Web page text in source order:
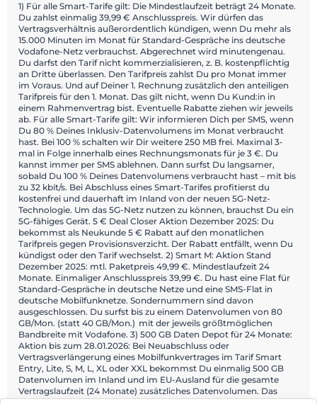
1) Für alle Smart-Tarife gilt: Die Mindestlaufzeit beträgt 24 Monate.
Du zahlst einmalig 39,99 € Anschlusspreis. Wir dürfen das
Vertragsverhältnis außerordentlich kündigen, wenn Du mehr als
15.000 Minuten im Monat für Standard-Gespräche ins deutsche
Vodafone-Netz verbrauchst. Abgerechnet wird minutengenau.
Du darfst den Tarif nicht kommerzialisieren, z. B. kostenpflichtig
an Dritte überlassen. Den Tarifpreis zahlst Du pro Monat immer
im Voraus. Und auf Deiner 1. Rechnung zusätzlich den anteiligen
Tarifpreis für den 1. Monat. Das gilt nicht, wenn Du Kund:in in
einem Rahmenvertrag bist. Eventuelle Rabatte ziehen wir jeweils
ab. Für alle Smart-Tarife gilt: Wir informieren Dich per SMS, wenn
Du 80 % Deines Inklusiv-Datenvolumens im Monat verbraucht
hast. Bei 100 % schalten wir Dir weitere 250 MB frei. Maximal 3-
mal in Folge innerhalb eines Rechnungsmonats für je 3 €. Du
kannst immer per SMS ablehnen. Dann surfst Du langsamer,
sobald Du 100 % Deines Datenvolumens verbraucht hast – mit bis
zu 32 kbit/s. Bei Abschluss eines Smart-Tarifes profitierst du
kostenfrei und dauerhaft im Inland von der neuen 5G-Netz-
Technologie. Um das 5G-Netz nutzen zu können, brauchst Du ein
5G-fähiges Gerät. 5 € Deal Closer Aktion Dezember 2025: Du
bekommst als Neukunde 5 € Rabatt auf den monatlichen
Tarifpreis gegen Provisionsverzicht. Der Rabatt entfällt, wenn Du
kündigst oder den Tarif wechselst. 2) Smart M: Aktion Stand
Dezember 2025: mtl. Paketpreis 49,99 €. Mindestlaufzeit 24
Monate. Einmaliger Anschlusspreis 39,99 €. Du hast eine Flat für
Standard-Gespräche in deutsche Netze und eine SMS-Flat in
deutsche Mobilfunknetze. Sondernummern sind davon
ausgeschlossen. Du surfst bis zu einem Datenvolumen von 80
GB/Mon. (statt 40 GB/Mon.) mit der jeweils größtmöglichen
Bandbreite mit Vodafone. 3) 500 GB Daten Depot für 24 Monate:
Aktion bis zum 28.01.2026: Bei Neuabschluss oder
Vertragsverlängerung eines Mobilfunkvertrages im Tarif Smart
Entry, Lite, S, M, L, XL oder XXL bekommst Du einmalig 500 GB
Datenvolumen im Inland und im EU-Ausland für die gesamte
Vertragslaufzeit (24 Monate) zusätzliches Datenvolumen. Das